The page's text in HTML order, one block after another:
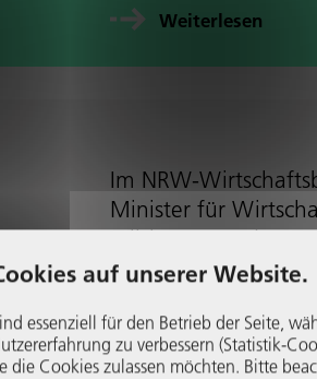
Wei­ter­le­sen
Im NRW-
Minister für
ta­li­sie­rung und
Nordrhein-
Europa NRW…
auf unserer Website.
essenziell für den Betrieb der Seite,
zu verbessern (Statistik-
die Cookies zulassen möchten. Bitte